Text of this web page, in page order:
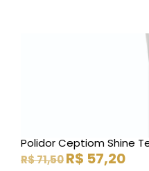
Polidor Ceptiom Shine
R$71,50R$ 57,20